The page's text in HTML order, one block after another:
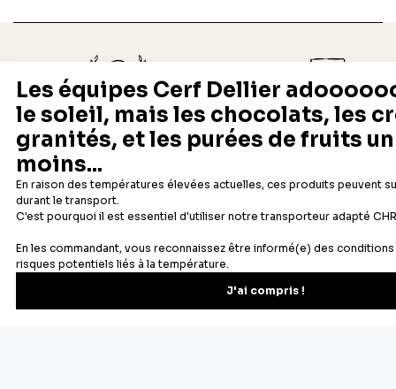
Depuis 1932
Fabricant français reconnu
Livraison rapide 24/48h
Offerte dès 69 € en point
Newsletter
Recevez les recettes, astuces et offres spéciales.